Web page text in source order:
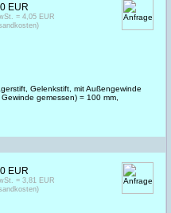
Gelenkstift, mit Außengewinde
gemessen) = 100 mm,
EUR
= 4,05 EUR
EUR
= 3,81 EUR